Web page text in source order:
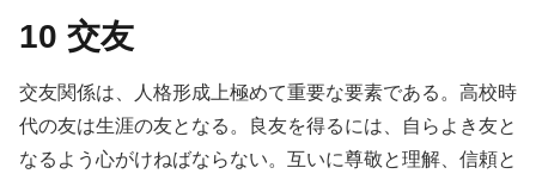
10 交友
交友関係は、人格形成上極めて重要な要素である。高校時
代の友は生涯の友となる。良友を得るには、自らよき友と
なるよう心がけねばならない。互いに尊敬と理解、信頼と